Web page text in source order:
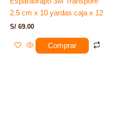
2.5 cm x 10 yardas caja x 12
S/ 69.00
Comprar